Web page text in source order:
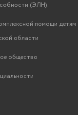
(ЭЛН).
помощи детям
области
общество